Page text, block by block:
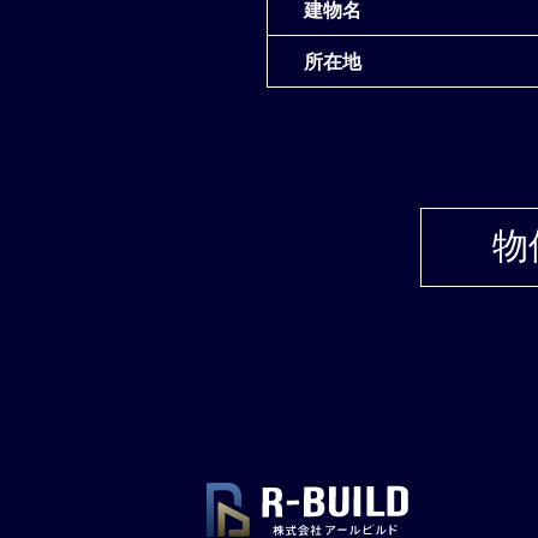
建物名
所在地
物